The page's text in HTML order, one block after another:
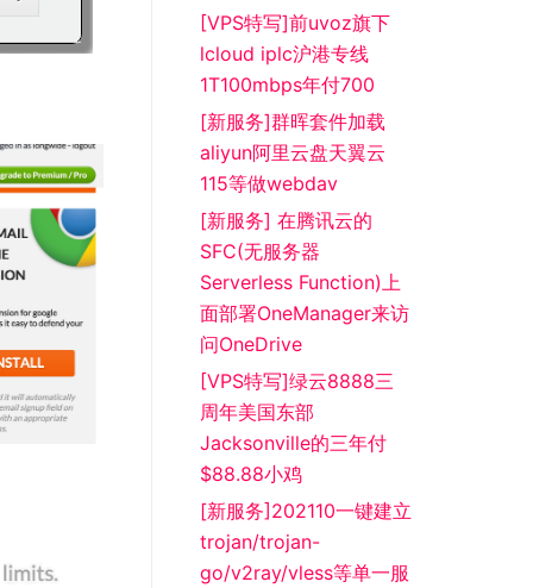
[VPS特写]前uvoz旗下
lcloud iplc沪港专线
1T100mbps年付700
[新服务]群晖套件加载
aliyun阿里云盘天翼云
115等做webdav
[新服务] 在腾讯云的
SFC(无服务器
Serverless Function)上
面部署OneManager来访
问OneDrive
[VPS特写]绿云8888三
周年美国东部
Jacksonville的三年付
$88.88小鸡
[新服务]202110一键建立
trojan/trojan-
go/v2ray/vless等单一服